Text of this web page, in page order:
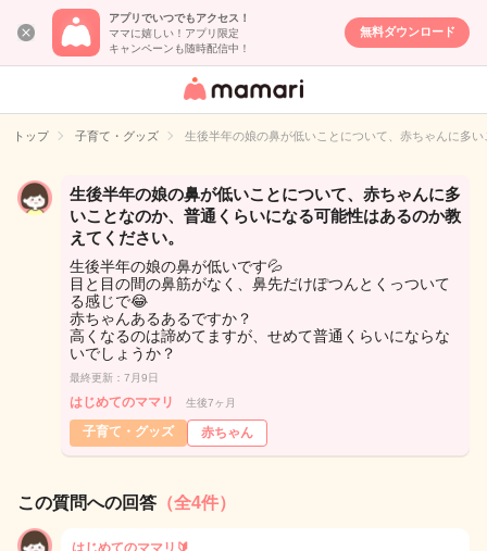
アプリでいつでもアクセス！
ママに嬉しい！アプリ限定
キャンペーンも随時配信中！
無料ダウンロード
女性専用匿名QA
イト
トップ 子育て・グッズ 生後半年の娘の鼻が低いことについて、赤ちゃんに多
生後半年の娘の鼻が低いことについて、赤ちゃんに多
いことなのか、普通くらいになる可能性はあるのか教
えてください。
生後半年の娘の鼻が低いです💦
目と目の間の鼻筋がなく、鼻先だけぽつんとくっついて
る感じで😂
赤ちゃんあるあるですか？
高くなるのは諦めてますが、せめて普通くらいにならな
いでしょうか？
最終更新：7月9日
はじめてのママリ 生後7ヶ月
子育て・グッズ 赤ちゃん
この質問への回答 （全4件）
はじめてのママリ🔰